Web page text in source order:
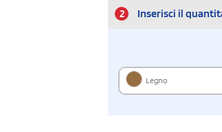
2 Inserisci il
Legno